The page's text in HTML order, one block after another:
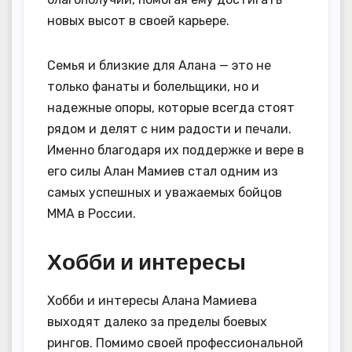
новых высот в своей карьере.
Семья и близкие для Алана — это не
только фанаты и болельщики, но и
надежные опоры, которые всегда стоят
рядом и делят с ним радости и печали.
Именно благодаря их поддержке и вере в
его силы Алан Мамиев стал одним из
самых успешных и уважаемых бойцов
MMA в России.
Хобби и интересы
Хобби и интересы Алана Мамиева
выходят далеко за пределы боевых
рингов. Помимо своей профессиональной